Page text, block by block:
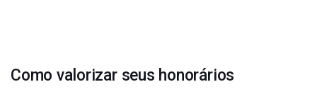
Como valorizar seus honorários